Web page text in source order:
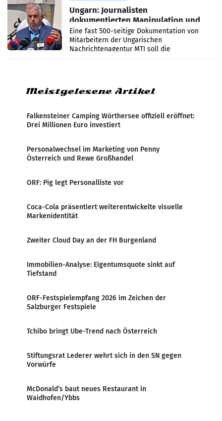
Ungarn: Journalisten
dokumentierten Manipulation und
Zensur
Eine fast 500-seitige Dokumentation von
Mitarbeitern der Ungarischen
Nachrichtenagentur MTI soll die
systematische Nachrichten-Manipulation und
Meistgelesene Artikel
Falkensteiner Camping Wörthersee offiziell eröffnet:
Drei Millionen Euro investiert
Personalwechsel im Marketing von Penny
Österreich und Rewe Großhandel
ORF: Pig legt Personalliste vor
Coca-Cola präsentiert weiterentwickelte visuelle
Markenidentität
Zweiter Cloud Day an der FH Burgenland
Immobilien-Analyse: Eigentumsquote sinkt auf
Tiefstand
ORF-Festspielempfang 2026 im Zeichen der
Salzburger Festspiele
Tchibo bringt Ube-Trend nach Österreich
Stiftungsrat Lederer wehrt sich in den SN gegen
Vorwürfe
McDonald’s baut neues Restaurant in
Waidhofen/Ybbs